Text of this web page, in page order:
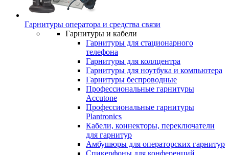
Гарнитуры оператора и средства связи
Гарнитуры и кабели
Гарнитуры для стационарного
телефона
Гарнитуры для коллцентра
Гарнитуры для ноутбука и компьютера
Гарнитуры беспроводные
Профессиональные гарнитуры
Accutone
Профессиональные гарнитуры
Plantronics
Кабели, коннекторы, переключатели
для гарнитур
Амбушюры для операторских гарнитур